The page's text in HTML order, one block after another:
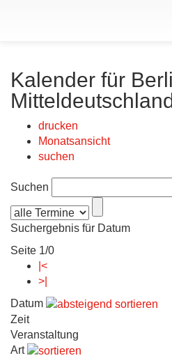
Kalender für
drucken
Monatsansicht
suchen
Suchen
Suchergebnis für Datum
Seite 1/0
|<
>|
Datum
Zeit
Veranstaltung
Art